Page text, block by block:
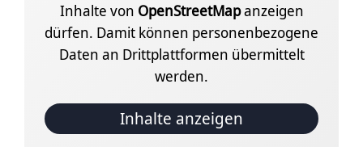
Inhalte von OpenStreetMapanzeigen
dürfen. Damit können personenbezogene
Daten an Drittplattformen übermittelt
werden.
Inhalte anzeigen